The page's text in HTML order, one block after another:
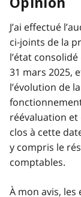
J’ai effectué
ci‑joints de la
l’état
31 mars 2025,
l’évolution de
réévaluation et
clos à cette
y compris le
comptables.
À mon avis,